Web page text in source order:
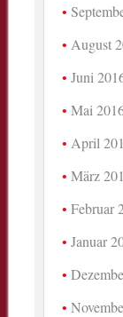
August
Juni
Mai
April
März
Februar
Januar